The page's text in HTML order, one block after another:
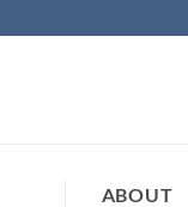
ABOUT